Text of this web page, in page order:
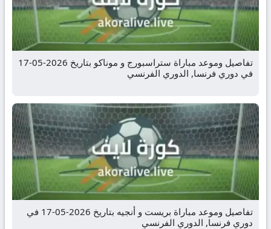
تفاصيل وموعد مباراة ستراسبورج و موناكو بتاريخ 2026-05-17
في دوري فرنسا, الدوري الفرنسي
تفاصيل وموعد مباراة بريست و أنجيه بتاريخ 2026-05-17 في
دوري فرنسا, الدوري الفرنسي